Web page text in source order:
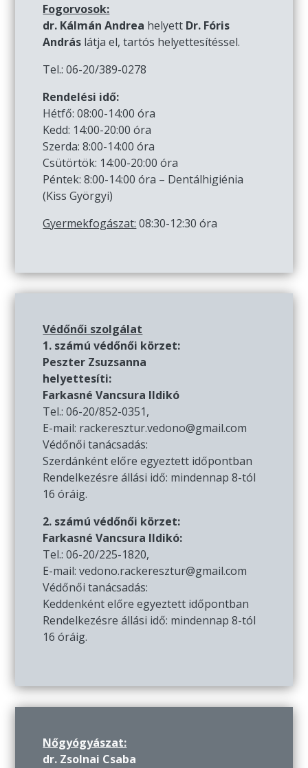
Fogorvosok:
dr. Kálmán Andrea helyett Dr. Fóris
András látja el, tartós helyettesítéssel.
Tel.: 06-20/389-0278
Rendelési idő:
Hétfő: 08:00-14:00 óra
Kedd: 14:00-20:00 óra
Szerda: 8:00-14:00 óra
Csütörtök: 14:00-20:00 óra
Péntek: 8:00-14:00 óra – Dentálhigiénia
(Kiss Györgyi)
Gyermekfogászat: 08:30-12:30 óra
Védőnői szolgálat
1. számú védőnői körzet:
Peszter Zsuzsanna
helyettesíti:
Farkasné Vancsura Ildikó
Tel.: 06-20/852-0351,
E-mail: rackeresztur.vedono@gmail.com
Védőnői tanácsadás:
Szerdánként előre egyeztett időpontban
Rendelkezésre állási idő: mindennap 8-tól
16 óráig.
2. számú védőnői körzet:
Farkasné Vancsura Ildikó:
Tel.: 06-20/225-1820,
E-mail: vedono.rackeresztur@gmail.com
Védőnői tanácsadás:
Keddenként előre egyeztett időpontban
Rendelkezésre állási idő: mindennap 8-tól
16 óráig.
Nőgyógyászat:
dr. Zsolnai Csaba